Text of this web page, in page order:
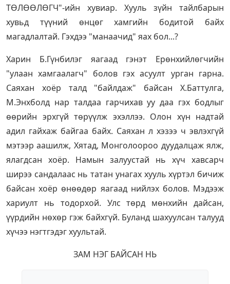
ТӨЛӨӨЛӨГЧ"-ийн хувиар. Хууль зүйн тайлбарын
хувьд түүний өнцөг хамгийн бодитой байх
магадлалтай. Гэхдээ "манаачид" яах бол...?
Харин Б.Гүнбилэг яагаад гэнэт Ерөнхийлөгчийн
"улаан хамгаалагч" болов гэх асуулт урган гарна.
Саяхан хоёр талд "байлдаж" байсан Х.Баттулга,
М.Энхболд нар талдаа гарчихав уу даа гэх бодлыг
өөрийн эрхгүй төрүүлж эхэллээ. Олон хүн надтай
адил гайхаж байгаа байх. Саяхан л хэзээ ч эвлэхгүй
мэтээр аашилж, Хятад, Монголоороо дуудалцаж ялж,
ялагдсан хоёр. Намын залуустай нь хүч хавсарч
ширээ сандалаас нь татан унагах хууль хүртэл бичиж
байсан хоёр өнөөдөр яагаад нийлэх болов. Мэдээж
хариулт нь тодорхой. Улс төрд мөнхийн дайсан,
үүрдийн нөхөр гэж байхгүй. Буланд шахуулсан талууд
хүчээ нэгтгэдэг хуультай.
ЗАМ НЭГ БАЙСАН НЬ